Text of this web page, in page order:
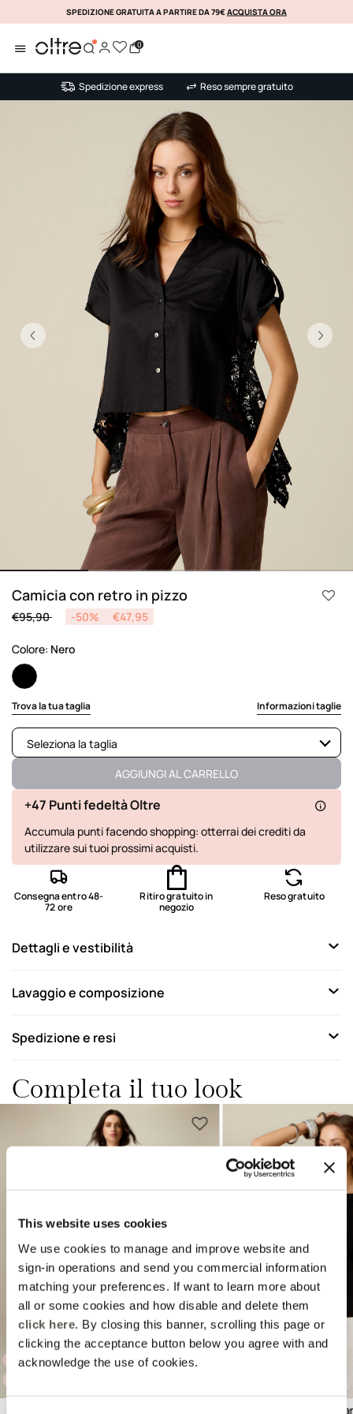
This website uses cookies
We use cookies to manage and improve website and
sign-in operations and send you commercial information
matching your preferences. If want to learn more about
all or some cookies and how disable and delete them
click here. By closing this banner, scrolling this page or
clicking the acceptance button below you agree with and
acknowledge the use of cookies.
KLARNA
SPEDIZIONE GRATUITA A PARTIRE DA 79€ACQUISTA ORA
0
Spedizione express Reso sempre gratuito
Precedente
Camicia con retro in pizzo
Price reduced from
€95,90to -50% €47,95
Colore: Nero
selected
Trova la tua taglia Informazioni taglie
Seleziona la taglia
Disponibile
Disponibile
Ultimo disponibile
AGGIUNGI AL CARRELLO
+47 Punti fedeltà Oltre
Accumula punti facendo shopping: otterrai dei crediti da
utilizzare sui tuoi prossimi acquisti.
Consegna entro 48-
72 ore
Ritiro gratuito in
negozio
Reso gratuito
Dettagli e vestibilità
Lavaggio e composizione
Spedizione e resi
Completa il tuo look
AMBER CAPSULE
T-shirt con maniche in
Previous